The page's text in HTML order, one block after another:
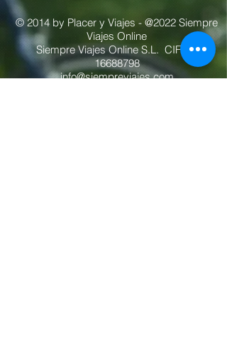
© 2014 by Placer y Viajes - @2022 Siempre
Viajes Online
Siempre Viajes Online S.L. CIF: B-
16688798
info@siempreviajes.com